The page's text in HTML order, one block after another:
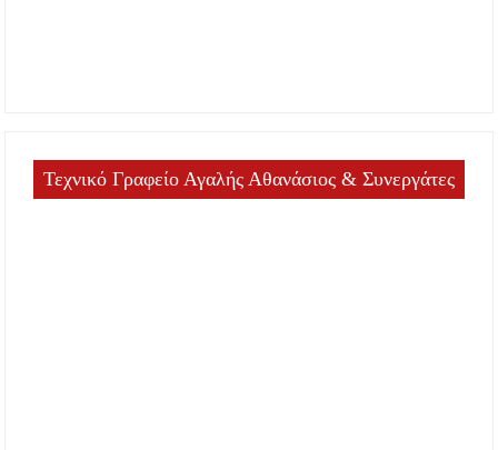
Τεχνικό Γραφείο Αγαλής Αθανάσιος & Συνεργάτες